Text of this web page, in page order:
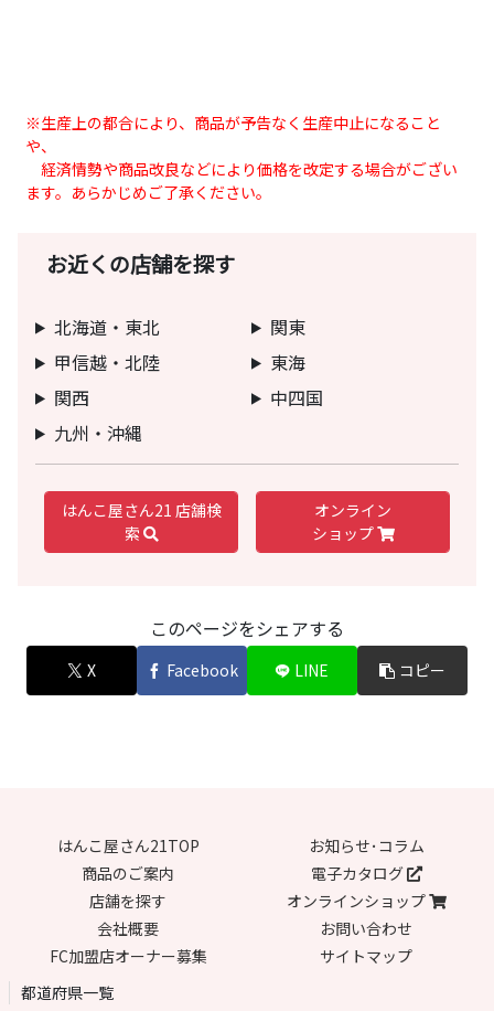
※生産上の都合により、商品が予告なく生産中止になること
や、
経済情勢や商品改良などにより価格を改定する場合がござい
ます。あらかじめご了承ください。
お近くの店舗を探す
北海道・東北
関東
甲信越・北陸
東海
関西
中四国
九州・沖縄
はんこ屋さん21 店舗検
索
オンライン
ショップ
このページをシェアする
X Facebook LINE コピー
はんこ屋さん21TOP
お知らせ･コラム
商品のご案内
電子カタログ
店舗を探す
オンラインショップ
会社概要
お問い合わせ
FC加盟店オーナー募集
サイトマップ
都道府県一覧